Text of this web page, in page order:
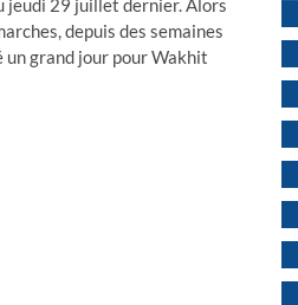
jeudi 29 juillet dernier. Alors
depuis des semaines
grand jour pour Wakhit